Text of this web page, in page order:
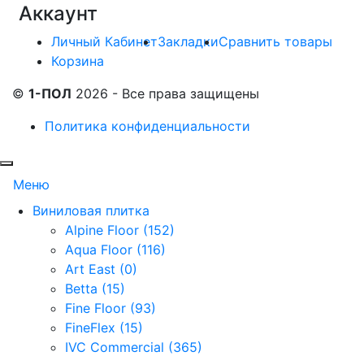
Аккаунт
Личный КабинетЗакладкиСравнить товары
Корзина
© 1-ПОЛ 2026 - Все права защищены
Политика конфиденциальности
Меню
Виниловая плитка
Alpine Floor (152)
Aqua Floor (116)
Art East (0)
Betta (15)
Fine Floor (93)
FineFlex (15)
IVC Commercial (365)